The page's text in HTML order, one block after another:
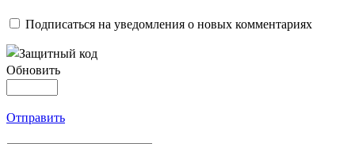
Подписаться на уведомления о новых комментариях
Обновить
Отправить